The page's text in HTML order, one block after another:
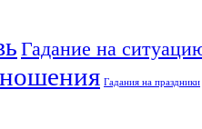
Гадание на
Гадания на праздники